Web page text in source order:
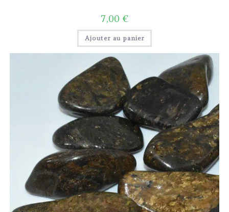
7,00 €
Ajouter au panier